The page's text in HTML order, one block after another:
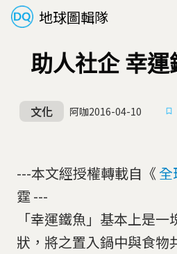
地球圖輯隊
助人社企 幸
文化 阿咖2016-04-10
---本文經授權轉載自《 全
霆 ---
「幸運鐵魚」基本上是
狀，將之置入鍋中與食物